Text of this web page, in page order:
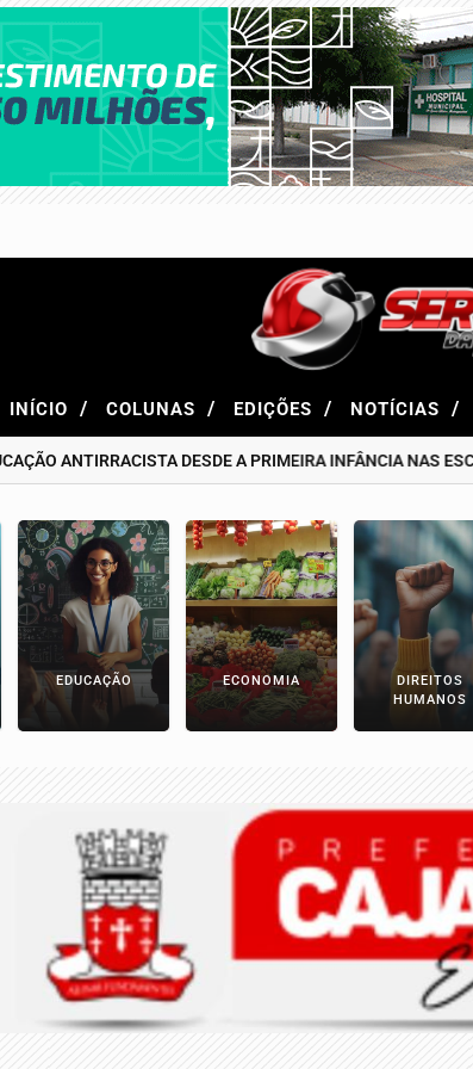
INÍCIO / COLUNAS / EDIÇÕES / NOTÍCIAS /
ANTIRRACISTA DESDE A PRIMEIRA INFÂNCIA NAS
EDUCAÇÃO ECONOMIA
DIREITOS
HUMANOS